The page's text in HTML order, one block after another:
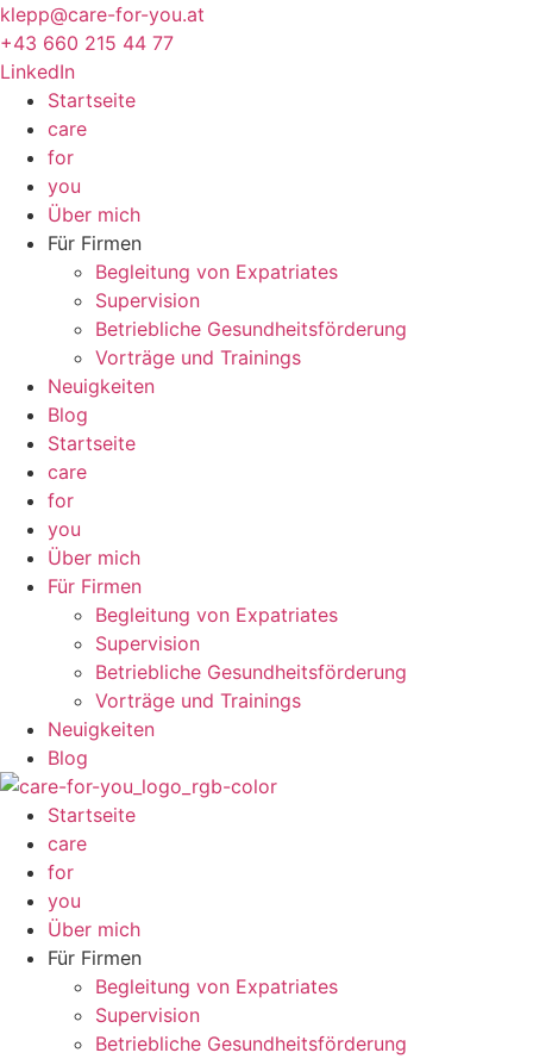
Zum
Inhalt
springen
klepp@care-for-you.at
+43 660 215 44 77
LinkedIn
Startseite
care
for
you
Über mich
Für Firmen
Begleitung von Expatriates
Supervision
Betriebliche Gesundheitsförderung
Vorträge und Trainings
Neuigkeiten
Blog
Startseite
care
for
you
Über mich
Für Firmen
Begleitung von Expatriates
Supervision
Betriebliche Gesundheitsförderung
Vorträge und Trainings
Neuigkeiten
Blog
Startseite
care
for
you
Über mich
Für Firmen
Begleitung von Expatriates
Supervision
Betriebliche Gesundheitsförderung